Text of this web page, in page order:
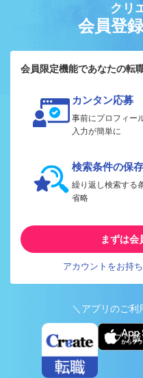
クリ
会員登
会員限定機能であなたの転
カンタン応募
事前にプロフィー
入力が簡単に
検索条件の保存
繰り返し検索する
省略
まずは会
アカウントをお持
＼アプリのご利
アプリ